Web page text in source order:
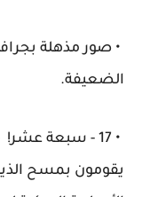
• صور مذهلة
الضعيفة.
• 17 - سبعة
يقومون بمسح